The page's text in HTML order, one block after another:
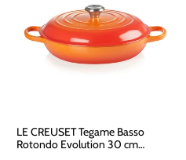
LE CREUSET Tegame Basso
Rotondo Evolution 30 cm